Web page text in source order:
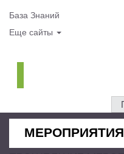
База Знаний
Еще сайты
МЕРОПРИЯТИЯ